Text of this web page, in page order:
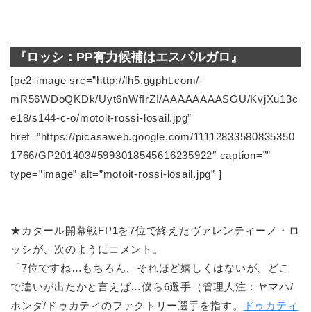
『ロッシ：PP有力候補はエスパルガロ』
[pe2-image src=”http://lh5.ggpht.com/-
mR56WDoQKDk/Uyt6nWfIrZI/AAAAAAAASGU/KvjXu13c
e18/s144-c-o/motoit-rossi-losail.jpg”
href=”https://picasaweb.google.com/11112833580835350
1766/GP201403#5993018545616235922″ caption=””
type=”image” alt=”motoit-rossi-losail.jpg” ]
★カタール開幕戦FP1を7位で終えたヴァレンティーノ・ロ
ッシが、次のようにコメント。
「7位ですね…もちろん、それほど嬉しくはないが、どこ
で違いが出たかと言えば…僕ら6選手（管理人注：ヤマハ/
ホンダ/ドゥカティのファクトリー選手を指す。
ドゥカティ